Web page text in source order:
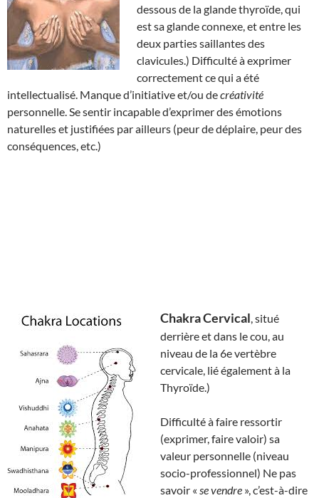
dessous de la glande thyroïde, qui
est sa glande connexe, et entre les
deux parties saillantes des
clavicules.) Difficulté à exprimer
correctement ce qui a été
intellectualisé. Manque d’initiative et/ou decréativité
personnelle. Se sentir incapable d’exprimer des émotions
naturelles et justifiées par ailleurs (peur de déplaire, peur des
conséquences, etc.)
Chakra Cervical, situé
derrière et dans le cou, au
niveau de la 6e vertèbre
cervicale, lié également à la
Thyroïde.)
Difficulté à faire ressortir
(exprimer, faire valoir) sa
valeur personnelle (niveau
socio-professionnel) Ne pas
savoir « se vendre », c’est-à-dire